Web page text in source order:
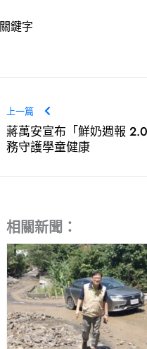
關鍵字
上一篇
蔣萬安宣布「鮮奶週報
務守護學童健康
相關新聞：